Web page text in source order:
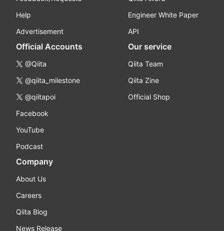
Help
Advertisement
Engineer White Paper
API
Official Accounts
@Qiita
@qiita_milestone
@qiitapoi
Facebook
YouTube
Podcast
Our service
Qiita Team
Qiita Zine
Official Shop
Company
About Us
Careers
Qiita Blog
News Release